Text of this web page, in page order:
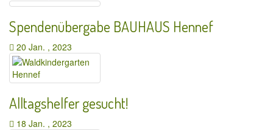
Spendenübergabe BAUHAUS Hennef
20 Jan. , 2023
Alltagshelfer gesucht!
18 Jan. , 2023